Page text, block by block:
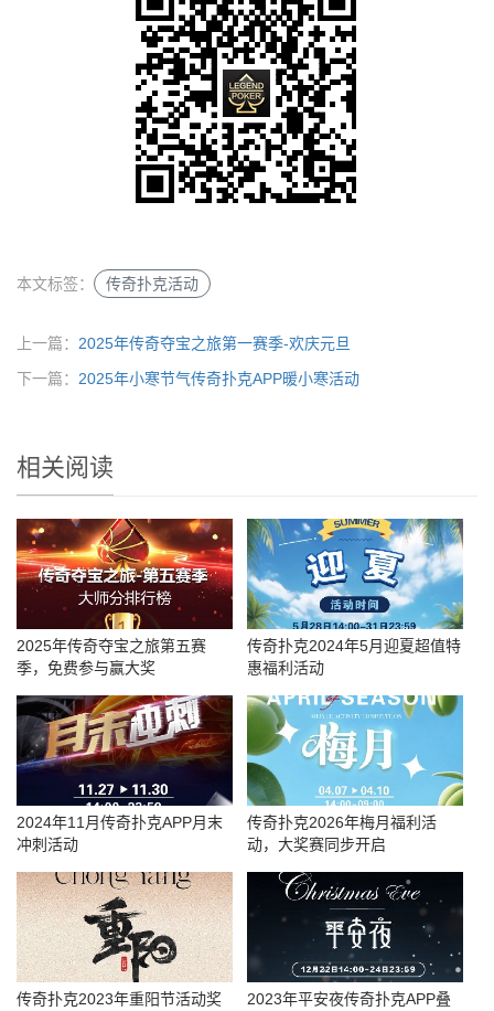
本文标签： 传奇扑克活动
上一篇： 2025年传奇夺宝之旅第一赛季-欢庆元旦
下一篇： 2025年小寒节气传奇扑克APP暖小寒活动
相关阅读
2025年传奇夺宝之旅第五赛
季，免费参与赢大奖
传奇扑克2024年5月迎夏超值特
惠福利活动
2024年11月传奇扑克APP月末
冲刺活动
传奇扑克2026年梅月福利活
动，大奖赛同步开启
传奇扑克2023年重阳节活动奖
2023年平安夜传奇扑克APP叠